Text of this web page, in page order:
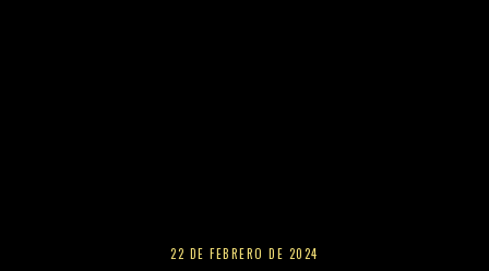
22 DE FEBRERO DE 2024